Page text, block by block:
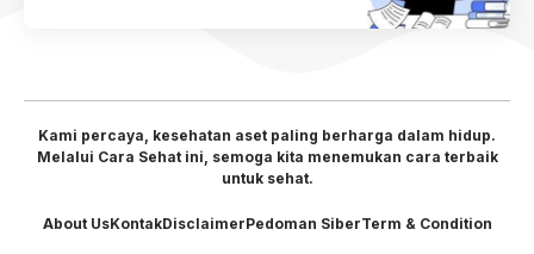
Kami percaya, kesehatan aset paling berharga dalam hidup.
Melalui Cara Sehat ini, semoga kita menemukan cara terbaik
untuk sehat.
About UsKontakDisclaimerPedoman SiberTerm & Condition